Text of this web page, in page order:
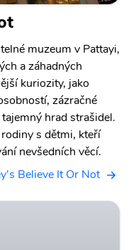
muzeum v Pattayi,
a záhadných
kuriozity, jako
zázračné
hrad strašidel.
s dětmi, kteří
nevšedních věcí.
Believe It Or Not